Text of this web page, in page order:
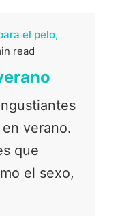
el pelo
read
verano.
que
el sexo,